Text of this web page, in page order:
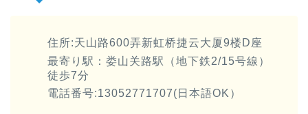
住所:天山路600弄新虹桥捷云大厦9楼D座
最寄り駅：娄山关路駅（地下鉄2/15号線）
徒歩7分
電話番号:13052771707(日本語OK）